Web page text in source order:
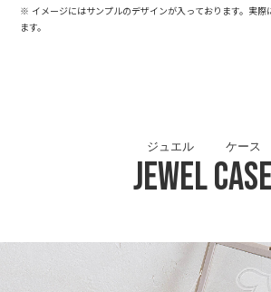
※ イメージにはサンプルのデザインが入っております。実際
ます。
Jewel
ジュエル
Case
ケース